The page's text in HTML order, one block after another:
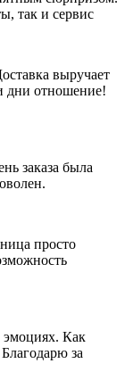
так и сервис
выручает
дни отношение!
заказа была
просто
эмоциях. Как
за